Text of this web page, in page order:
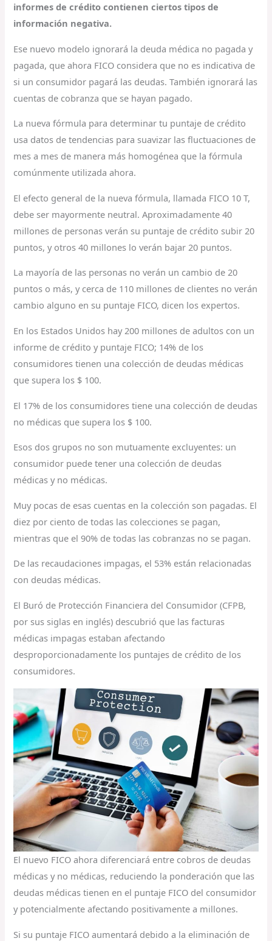
informes de crédito contienen ciertos tipos de
información negativa.
Ese nuevo modelo ignorará la deuda médica no pagada y
pagada, que ahora FICO considera que no es indicativa de
si un consumidor pagará las deudas. También ignorará las
cuentas de cobranza que se hayan pagado.
La nueva fórmula para determinar tu puntaje de crédito
usa datos de tendencias para suavizar las fluctuaciones de
mes a mes de manera más homogénea que la fórmula
comúnmente utilizada ahora.
El efecto general de la nueva fórmula, llamada FICO 10 T,
debe ser mayormente neutral. Aproximadamente 40
millones de personas verán su puntaje de crédito subir 20
puntos, y otros 40 millones lo verán bajar 20 puntos.
La mayoría de las personas no verán un cambio de 20
puntos o más, y cerca de 110 millones de clientes no verán
cambio alguno en su puntaje FICO, dicen los expertos.
En los Estados Unidos hay 200 millones de adultos con un
informe de crédito y puntaje FICO; 14% de los
consumidores tienen una colección de deudas médicas
que supera los $ 100.
El 17% de los consumidores tiene una colección de deudas
no médicas que supera los $ 100.
Esos dos grupos no son mutuamente excluyentes: un
consumidor puede tener una colección de deudas
médicas y no médicas.
Muy pocas de esas cuentas en la colección son pagadas. El
diez por ciento de todas las colecciones se pagan,
mientras que el 90% de todas las cobranzas no se pagan.
De las recaudaciones impagas, el 53% están relacionadas
con deudas médicas.
El Buró de Protección Financiera del Consumidor (CFPB,
por sus siglas en inglés) descubrió que las facturas
médicas impagas estaban afectando
desproporcionadamente los puntajes de crédito de los
consumidores.
El nuevo FICO ahora diferenciará entre cobros de deudas
médicas y no médicas, reduciendo la ponderación que las
deudas médicas tienen en el puntaje FICO del consumidor
y potencialmente afectando positivamente a millones.
Si su puntaje FICO aumentará debido a la eliminación de